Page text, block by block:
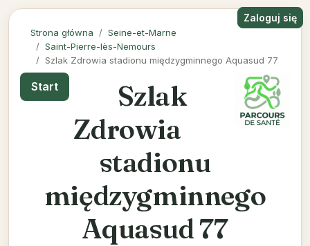
Zaloguj się
Strona główna
Seine-et-Marne
Saint-Pierre-lès-Nemours
Szlak Zdrowia stadionu międzygminnego Aquasud 77
Start
Szlak
Zdrowia
stadionu
międzygminnego
Aquasud 77